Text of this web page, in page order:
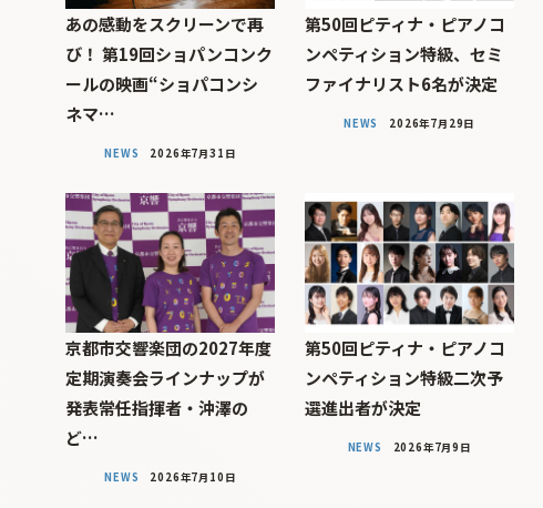
あの感動をスクリーンで再
び！ 第19回ショパンコンク
ールの映画“ショパコンシ
ネマ…
NEWS 2026年7月31日
第50回ピティナ・ピアノコ
ンペティション特級、セミ
ファイナリスト6名が決定
NEWS 2026年7月29日
京都市交響楽団の2027年度
定期演奏会ラインナップが
発表――常任指揮者・沖澤の
ど…
NEWS 2026年7月10日
第50回ピティナ・ピアノコ
ンペティション特級二次予
選進出者が決定
NEWS 2026年7月9日